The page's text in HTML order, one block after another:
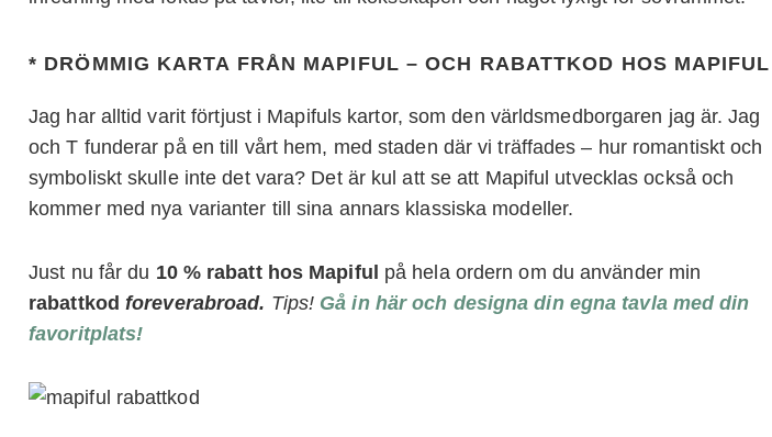
* DRÖMMIG KARTA FRÅN MAPIFUL – OCH RABATTKOD HOS MAPIFUL
Jag har alltid varit förtjust i Mapifuls kartor, som den världsmedborgaren jag är. Jag
och T funderar på en till vårt hem, med staden där vi träffades – hur romantiskt och
symboliskt skulle inte det vara? Det är kul att se att Mapiful utvecklas också och
kommer med nya varianter till sina annars klassiska modeller.
Just nu får du 10 % rabatt hos Mapiful på hela ordern om du använder min
rabattkod foreverabroad. Tips! Gå in här och designa din egna tavla med din
favoritplats!